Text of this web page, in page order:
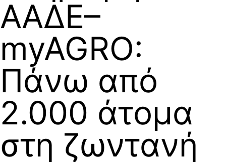
ΑΑΔΕ–
myAGRO:
Πάνω από
2.000 άτομα
στη ζωντανή